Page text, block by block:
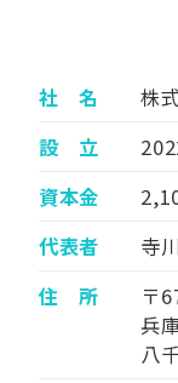
社 名
株
設 立
資本金
代表者
寺
住 所
〒
兵
八